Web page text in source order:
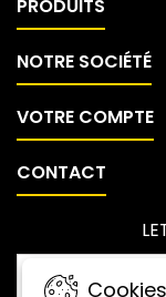
PRODUITS
NOTRE SOCIÉTÉ
VOTRE COMPTE
CONTACT
Cookies